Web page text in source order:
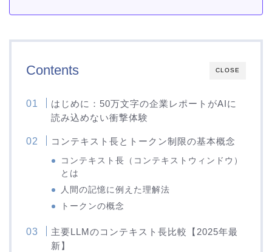
CLOSE
Contents
はじめに：50万文字の企業レポートがAIに
読み込めない衝撃体験
コンテキスト長とトークン制限の基本概念
コンテキスト長（コンテキストウィンドウ）
とは
人間の記憶に例えた理解法
トークンの概念
主要LLMのコンテキスト長比較【2025年最
新】